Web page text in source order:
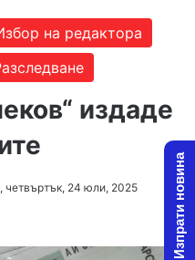
на редактора
издаде
четвъртък, 24 юли, 2025 Изпрати новина